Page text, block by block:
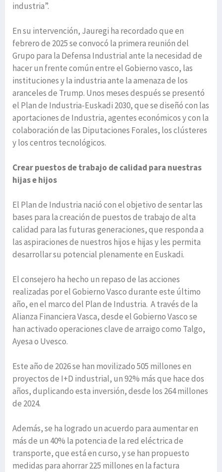
industria”.
En su intervención, Jauregi ha recordado que en
febrero de 2025 se convocó la primera reunión del
Grupo para la Defensa Industrial ante la necesidad de
hacer un frente común entre el Gobierno vasco, las
instituciones y la industria ante la amenaza de los
aranceles de Trump. Unos meses después se presentó
el Plan de Industria-Euskadi 2030, que se diseñó con las
aportaciones de Industria, agentes económicos y con la
colaboración de las Diputaciones Forales, los clústeres
y los centros tecnológicos.
Crear puestos de trabajo de calidad para nuestras
hijas e hijos
El Plan de Industria nació con el objetivo de sentar las
bases para la creación de puestos de trabajo de alta
calidad para las futuras generaciones, que responda a
las aspiraciones de nuestros hijos e hijas y les permita
desarrollar su potencial plenamente en Euskadi.
El consejero ha hecho un repaso de las acciones
realizadas por el Gobierno Vasco durante este último
año, en el marco del Plan de Industria. A través de la
Alianza Financiera Vasca, desde el Gobierno Vasco se
han activado operaciones clave de arraigo como Talgo,
Ayesa o Uvesco.
Este año de 2026 se han movilizado 505 millones en
proyectos de I+D industrial, un 92% más que hace dos
años, duplicando esta inversión, desde los 264 millones
de 2024.
Además, se ha logrado un acuerdo para aumentar en
más de un 40% la potencia de la red eléctrica de
transporte, que está en curso, y se han propuesto
medidas para ahorrar 225 millones en la factura